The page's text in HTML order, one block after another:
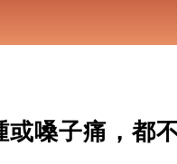
或嗓子痛，都